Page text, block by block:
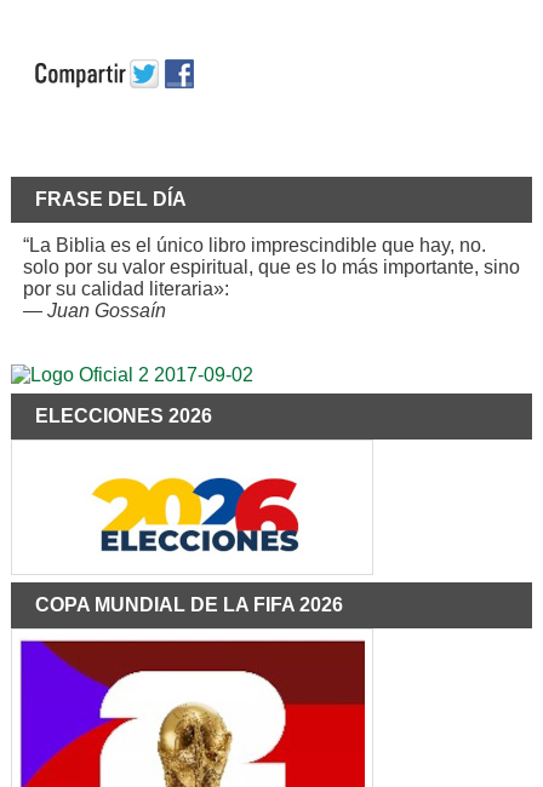
FRASE DEL DÍA
“La Biblia es el único libro imprescindible que hay, no.
solo por su valor espiritual, que es lo más importante, sino
por su calidad literaria»:
— Juan Gossaín
ELECCIONES 2026
COPA MUNDIAL DE LA FIFA 2026